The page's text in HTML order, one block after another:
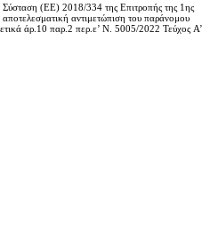
(ΕΕ) 2018/334 της Επιτροπής της 1ης
αντιμετώπιση του παράνομου
άρ.10 παρ.2 περ.ε’ Ν. 5005/2022 Τεύχος A’